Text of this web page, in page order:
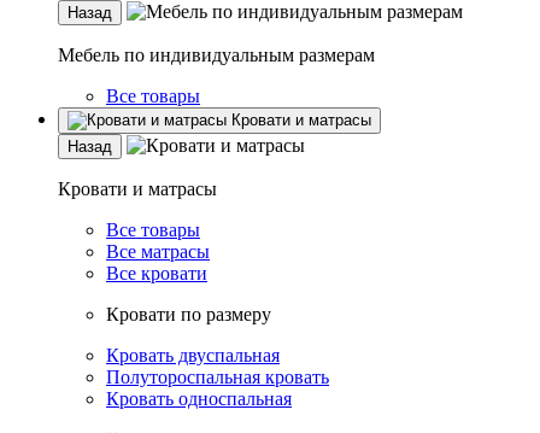
Назад
Мебель по индивидуальным размерам
Все товары
Кровати и матрасы
Назад
Кровати и матрасы
Все товары
Все матрасы
Все кровати
Кровати по размеру
Кровать двуспальная
Полутороспальная кровать
Кровать односпальная